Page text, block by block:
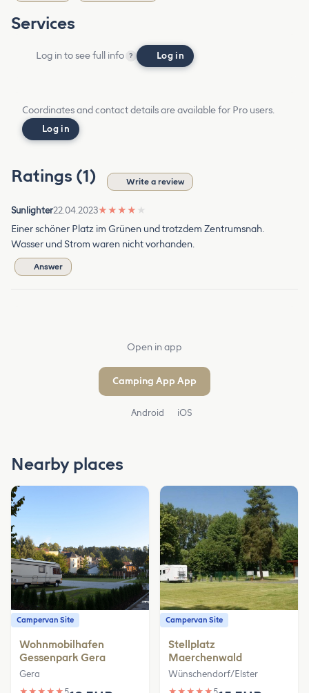
Services
Log in to see full info ? Log in
Coordinates and contact details are available for Pro users.
Log in
Ratings (1) Write a review
Sunlighter22.04.2023★ ★ ★ ★ ★
Einer schöner Platz im Grünen und trotzdem Zentrumsnah.
Wasser und Strom waren nicht vorhanden.
Answer
Open in app
Camping App App
Android iOS
Nearby places
Campervan Site
Wohnmobilhafen
Gessenpark Gera
Gera
Campervan Site
Stellplatz
Maerchenwald
Wünschendorf/Elster